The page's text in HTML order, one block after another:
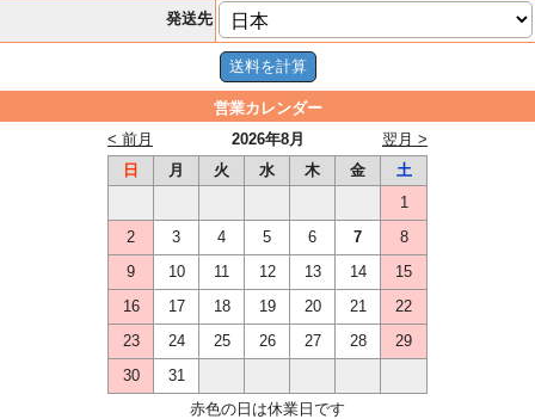
発送先
営業カレンダー
2026年8月
< 前月
翌月 >
日
月 火 水 木 金
土
1
2
3 4 5 6 7
8
9
10 11 12 13 14
15
16
17 18 19 20 21
22
23
24 25 26 27 28
29
30
31
赤色の日は休業日です